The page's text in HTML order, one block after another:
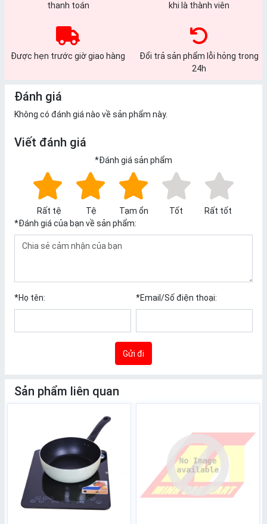
thanh toán
khi là thành viên
Được hẹn trước giờ giao hàng
Đổi trả sản phẩm lỗi hỏng trong
24h
Đánh giá
Không có đánh giá nào về sản phẩm này.
Viết đánh giá
*Đánh giá sản phẩm
Rất tệ Tệ Tạm ổn Tốt
Rất tốt
*Đánh giá của bạn về sản phẩm:
*Họ tên: *Email/Số điện thoại:
Gửi đi
Sản phẩm liên quan